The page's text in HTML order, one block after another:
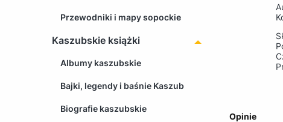
Przewodniki i mapy sopockie
Kaszubskie książki
Albumy kaszubskie
Bajki, legendy i baśnie Kaszub
Biografie kaszubskie
Opinie